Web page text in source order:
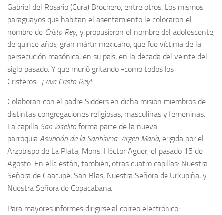
Gabriel del Rosario (Cura) Brochero, entre otros. Los mismos
paraguayos que habitan el asentamiento le colocaron el
nombre de Cristo Rey; y propusieron el nombre del adolescente,
de quince años, gran mártir mexicano, que fue víctima de la
persecución masónica, en su país, en la década del veinte del
siglo pasado. Y que murió gritando -como todos los
Cristeros- ¡Viva Cristo Rey!.
Colaboran con el padre Sidders en dicha misión miembros de
distintas congregaciones religiosas, masculinas y femeninas.
La capilla San Joselitoforma parte de la nueva
parroquia Asunción de la Santísima Virgen María, erigida por el
Arzobispo de La Plata, Mons. Héctor Aguer, el pasado 15 de
Agosto. En ella están, también, otras cuatro capillas: Nuestra
Señora de Caacupé, San Blas, Nuestra Señora de Urkupiña, y
Nuestra Señora de Copacabana.
Para mayores informes dirigirse al correo electrónico: